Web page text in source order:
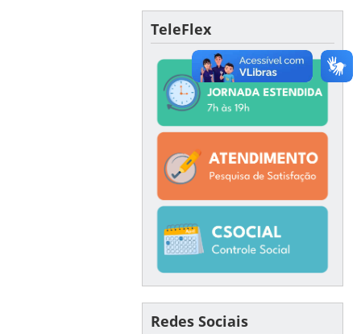
TeleFlex
Redes Sociais